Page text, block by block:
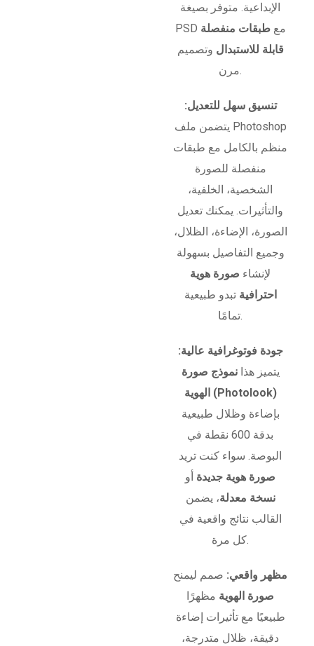
الإبداعية. متوفر بصيغة
PSD معطبقات منفصلة
قابلة للاستبدال وتصميم
مرن.
تنسيق سهل للتعديل:
يتضمن ملف Photoshop
منظم بالكامل مع طبقات
منفصلة للصورة
الشخصية، الخلفية،
والتأثيرات. يمكنك تعديل
الصورة، الإضاءة، الظلال،
وجميع التفاصيل بسهولة
لإنشاء صورة هوية
احترافية تبدو طبيعية
تمامًا.
جودة فوتوغرافية عالية:
يتميز هذانموذج صورة
الهوية (Photolook)
بإضاءة وظلال طبيعية
بدقة 600 نقطة في
البوصة. سواء كنت تريد
صورة هوية جديدة أو
نسخة معدلة، يضمن
القالب نتائج واقعية في
كل مرة.
مظهر واقعي: صمم ليمنح
صورة الهوية مظهرًا
طبيعيًا مع تأثيرات إضاءة
دقيقة، ظلال متدرجة،